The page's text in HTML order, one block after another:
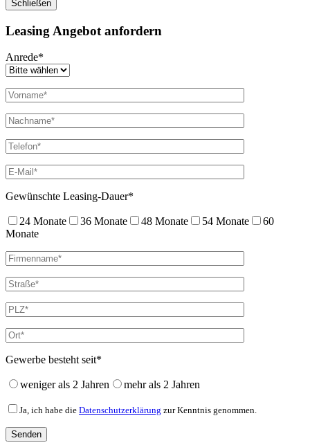
Schließen
Leasing Angebot anfordern
Anrede*
Gewünschte Leasing-Dauer*
24 Monate 36 Monate 48 Monate 54 Monate
60
Monate
Gewerbe besteht seit*
weniger als 2 Jahren mehr als 2 Jahren
Ja, ich habe die Datenschutzerklärung zur Kenntnis genommen.